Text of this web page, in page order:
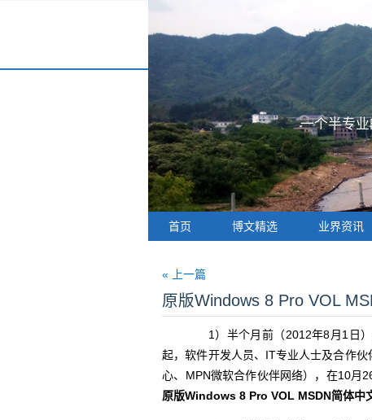
一个半专
首页 博文精选 业界资讯
« 上一篇
原版Windows 8 Pro VOL
1）半个月前（2012年8月1日）
起，软件开发人员、IT专业人士及合作
心、MPN微软合作伙伴网络），在10月
原版Windows 8 Pro VOL MSDN简体中